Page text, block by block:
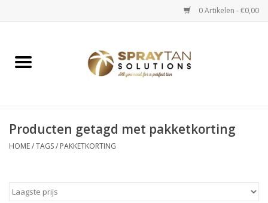
0 Artikelen - €0,00
Home
Spray Tan Starterspakketten
Selftan producten
Producten getagd met pakketkorting
HOME/TAGS/ PAKKETKORTING